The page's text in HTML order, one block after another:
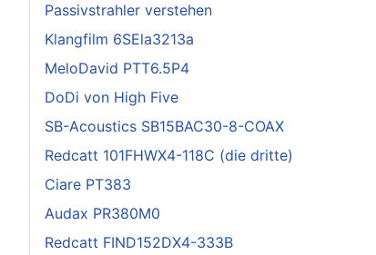
Passivstrahler verstehen
Klangfilm 6SEla3213a
MeloDavid PTT6.5P4
DoDi von High Five
SB-Acoustics SB15BAC30-8-COAX
Redcatt 101FHWX4-118C (die dritte)
Ciare PT383
Audax PR380M0
Redcatt FIND152DX4-333B